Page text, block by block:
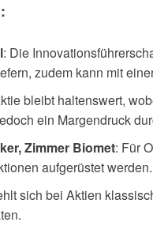
: Die
zudem kann mit
bleibt haltenswert,
ein Margendruck
Zimmer Biomet: Für
aufgerüstet werden.
sich bei Aktien